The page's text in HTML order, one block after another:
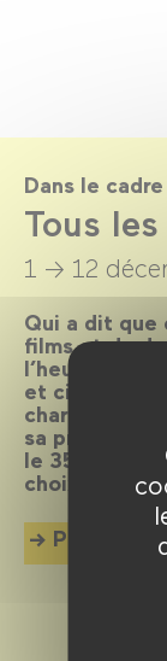
Dans le
Tous
1 → 12
Qui a dit que
films et du
l’heure du
et cinéphiles
charme
sa
le 35mm à
choix pour
Plus d'info